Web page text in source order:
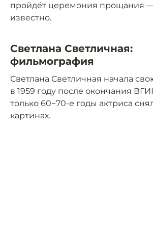
пройдёт церемония прощания
известно.
Светлана Светличная:
фильмография
Светлана Светличная начала
в 1959 году после окончания
только 60−70-е годы актриса
картинах.